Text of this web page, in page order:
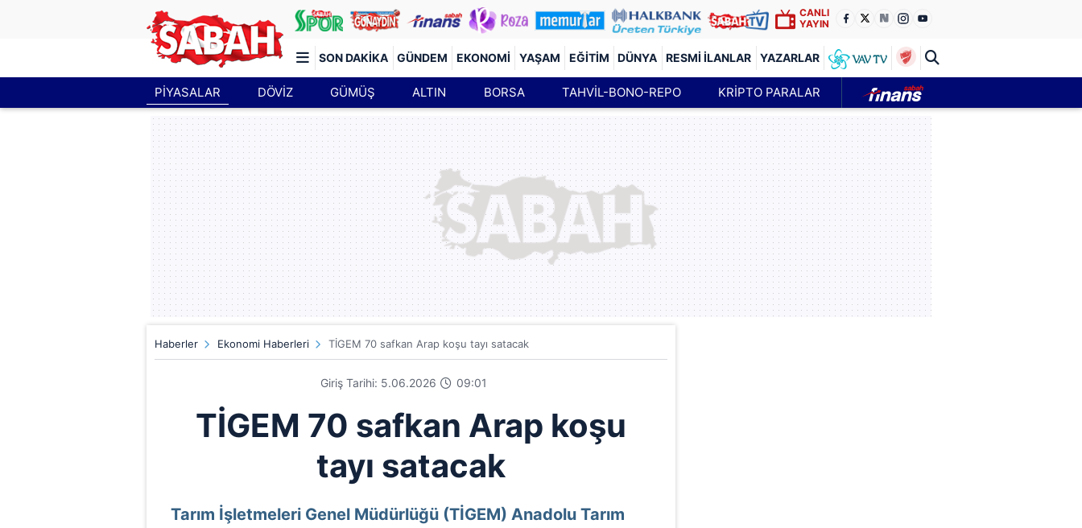
CANLI
YAYIN
SON DAKIKA GÜNDEM EKONOMI YAŞAM EĞITIM DÜNYA RESMI İLANLAR YAZARLAR
Türkiye'nin en iyi haber sitesi
PİYASALAR DÖVİZ GÜMÜŞ ALTIN BORSA TAHVİL-BONO-REPO KRİPTO PARALAR
Haberler Ekonomi Haberleri TİGEM 70 safkan Arap koşu tayı satacak
Giriş Tarihi: 5.06.2026 09:01
TİGEM 70 safkan Arap koşu
tayı satacak
Tarım İşletmeleri Genel Müdürlüğü (TİGEM) Anadolu Tarım